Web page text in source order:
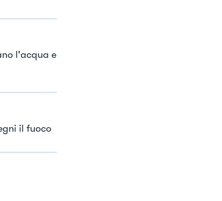
l'acqua e
il fuoco